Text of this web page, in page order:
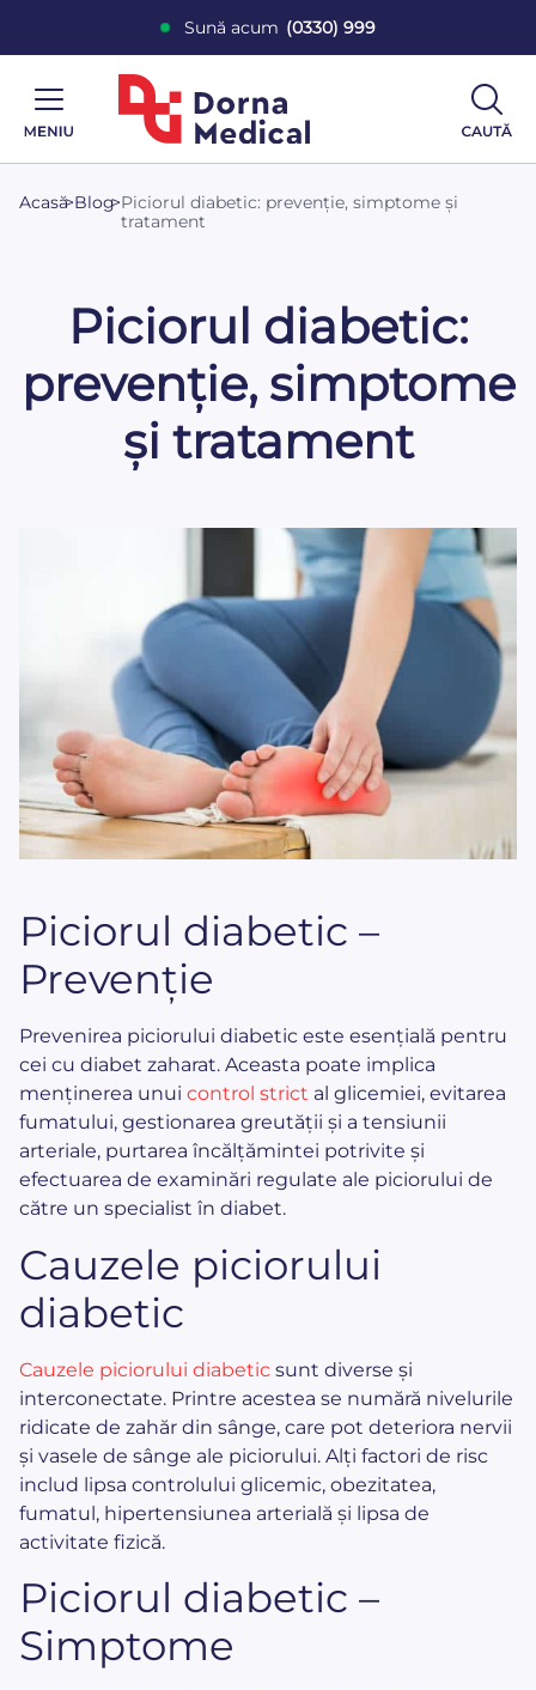
Sună acum (0330) 999
Acasă>Blog>Piciorul diabetic: prevenție, simptome și
tratament
Piciorul diabetic:
prevenție, simptome
și tratament
Piciorul diabetic –
Prevenție
Prevenirea piciorului diabetic este esențială pentru
cei cu diabet zaharat. Aceasta poate implica
menținerea unui control strict al glicemiei, evitarea
fumatului, gestionarea greutății și a tensiunii
arteriale, purtarea încălțămintei potrivite și
efectuarea de examinări regulate ale piciorului de
către un specialist în diabet.
Cauzele piciorului
diabetic
Cauzele piciorului diabetic sunt diverse și
interconectate. Printre acestea se numără nivelurile
ridicate de zahăr din sânge, care pot deteriora nervii
și vasele de sânge ale piciorului. Alți factori de risc
includ lipsa controlului glicemic, obezitatea,
fumatul, hipertensiunea arterială și lipsa de
activitate fizică.
Piciorul diabetic –
Simptome